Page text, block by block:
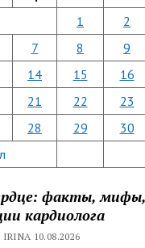
1 2
7 8 9
14 15 16
21 22 23
28 29 30
факты, мифы,
кардиолога
10.08.2026